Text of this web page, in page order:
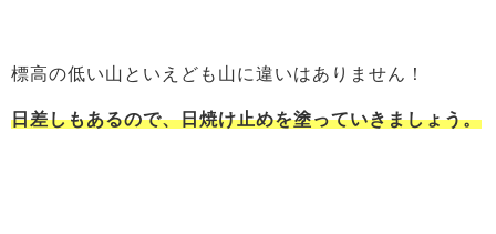
標高の低い山といえども山に違いはありません！
日差しもあるので、日焼け止めを塗っていきましょう。